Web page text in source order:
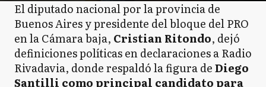
El diputado nacional por la provincia de
Buenos Aires y presidente del bloque del PRO
en la Cámara baja, Cristian Ritondo, dejó
definiciones políticas en declaraciones a Radio
Rivadavia, donde respaldó la figura deDiego
Santilli como principal candidato para